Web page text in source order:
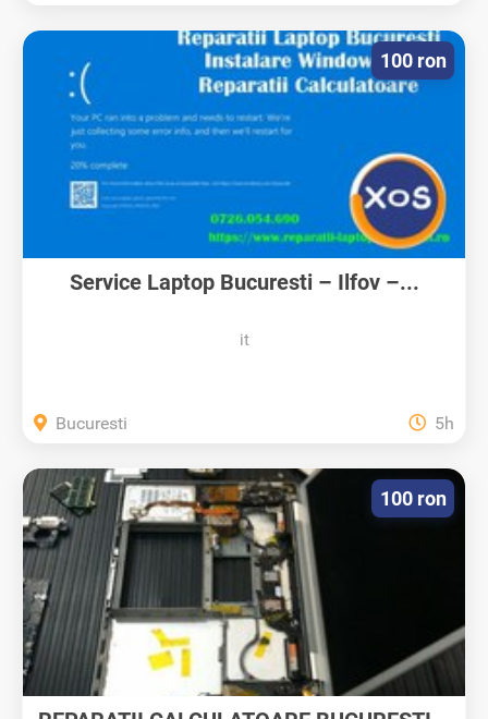
Service Laptop Bucuresti – Ilfov –...
it
100 ron
Bucuresti 5h
100 ron